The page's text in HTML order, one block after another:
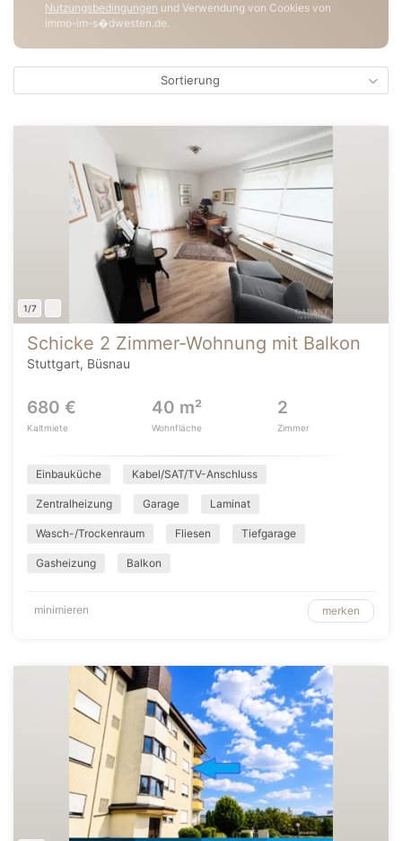
Nutzungsbedingungen und Verwendung von Cookies von
immo-im-s�dwesten.de.
Sortierung
1/7
Schicke 2 Zimmer-Wohnung mit Balkon
Stuttgart, Büsnau
680 €
Kaltmiete
40 m²
Wohnfläche
2
Zimmer
Einbauküche Kabel/SAT/TV-Anschluss
Zentralheizung Garage Laminat
Wasch-/Trockenraum Fliesen Tiefgarage
Gasheizung Balkon
minimieren merken